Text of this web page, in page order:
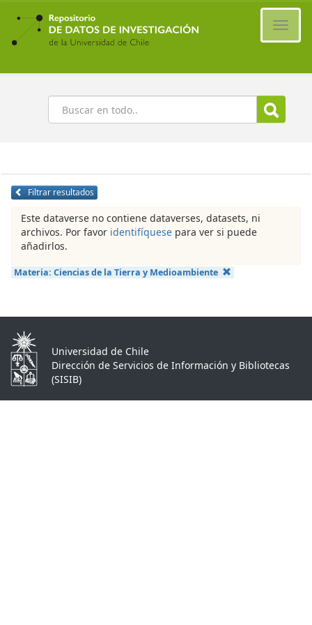
Ir
contenido
principal
Buscar
Filtrar resultados
Este dataverse no contiene dataverses, datasets, ni
archivos. Por favor identifíquese para ver si puede
añadirlos.
Materia: Ciencias de la Tierra y Medioambiente
Universidad de Chile
Dirección de Servicios de Información y Bibliotecas
(SISIB)